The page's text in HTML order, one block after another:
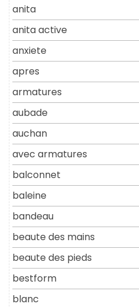
anita
anita active
anxiete
apres
armatures
aubade
auchan
avec armatures
balconnet
baleine
bandeau
beaute des mains
beaute des pieds
bestform
blanc